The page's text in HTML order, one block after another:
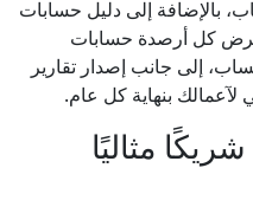
بالإضافة إلى دليل حسابات
كل أرصدة حسابات
إلى جانب إصدار تقارير
بنهاية كل عام.
مثاليًا